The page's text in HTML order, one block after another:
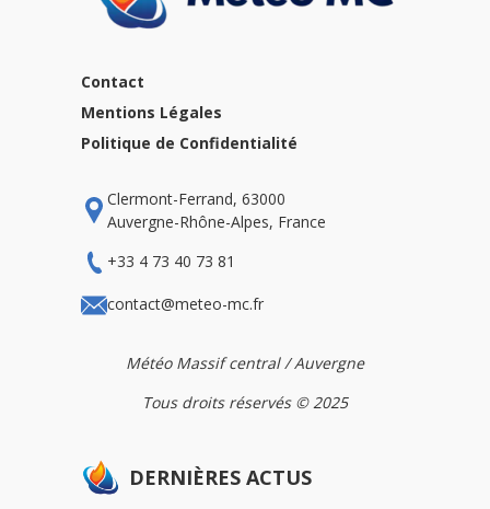
Contact
Mentions Légales
Politique de Confidentialité
Clermont-Ferrand, 63000
Auvergne-Rhône-Alpes, France
+33 4 73 40 73 81
contact@meteo-mc.fr
Météo Massif central / Auvergne
Tous droits réservés © 2025
DERNIÈRES ACTUS